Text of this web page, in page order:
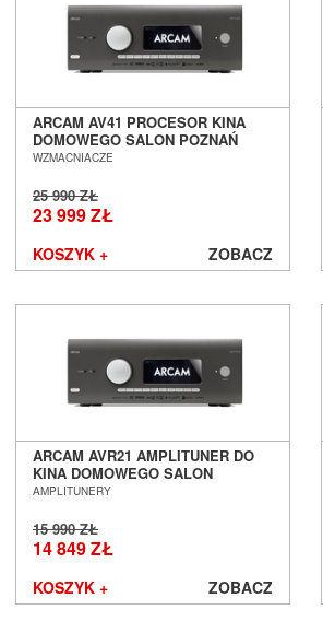
Optoma
Out Audio
Panasonic
Paradigm
PeerlessAV
Philips
Phonar
Pioneer
PMC
Polk Audio
Primare
Pro-Ject
PureLink
Purist Audio Design
Q Acoustics
Quad
Quist Cable
ARCAM AV41 PROCESOR KINA
DOMOWEGO SALON POZNAŃ
WROCŁAW
WZMACNIACZE
25 990 ZŁ
23 999 ZŁ
KOSZYK + ZOBACZ
ARCAM AVR21 AMPLITUNER DO
KINA DOMOWEGO SALON
POZNAŃ WROCŁAW
AMPLITUNERY
15 990 ZŁ
14 849 ZŁ
KOSZYK + ZOBACZ